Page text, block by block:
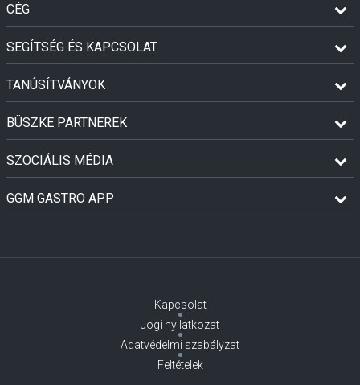
CÉG
SEGÍTSÉG ÉS KAPCSOLAT
TANÚSÍTVÁNYOK
BÜSZKE PARTNEREK
SZOCIÁLIS MÉDIA
GGM GASTRO APP
Kapcsolat
Jogi nyilatkozat
Adatvédelmi szabályzat
Feltételek